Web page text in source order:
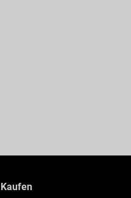
Kaufen